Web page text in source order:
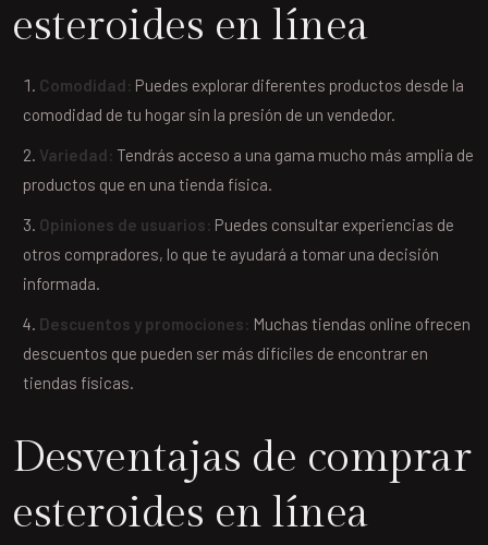
esteroides en línea
Comodidad: Puedes explorar diferentes productos desde la
comodidad de tu hogar sin la presión de un vendedor.
Variedad: Tendrás acceso a una gama mucho más amplia de
productos que en una tienda física.
Opiniones de usuarios: Puedes consultar experiencias de
otros compradores, lo que te ayudará a tomar una decisión
informada.
Descuentos y promociones: Muchas tiendas online ofrecen
descuentos que pueden ser más difíciles de encontrar en
tiendas físicas.
Desventajas de comprar
esteroides en línea